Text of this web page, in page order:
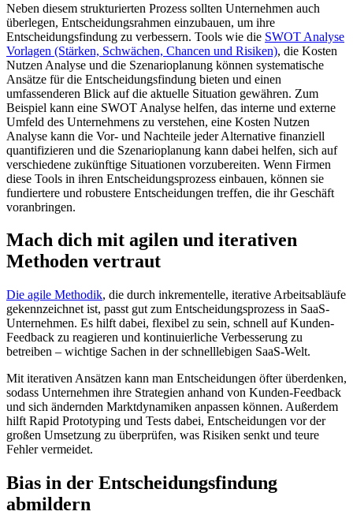
Neben diesem strukturierten Prozess sollten Unternehmen auch
überlegen, Entscheidungsrahmen einzubauen, um ihre
Entscheidungsfindung zu verbessern. Tools wie die SWOT Analyse
Vorlagen (Stärken, Schwächen, Chancen und Risiken), die Kosten
Nutzen Analyse und die Szenarioplanung können systematische
Ansätze für die Entscheidungsfindung bieten und einen
umfassenderen Blick auf die aktuelle Situation gewähren. Zum
Beispiel kann eine SWOT Analyse helfen, das interne und externe
Umfeld des Unternehmens zu verstehen, eine Kosten Nutzen
Analyse kann die Vor- und Nachteile jeder Alternative finanziell
quantifizieren und die Szenarioplanung kann dabei helfen, sich auf
verschiedene zukünftige Situationen vorzubereiten. Wenn Firmen
diese Tools in ihren Entscheidungsprozess einbauen, können sie
fundiertere und robustere Entscheidungen treffen, die ihr Geschäft
voranbringen.
Mach dich mit agilen und iterativen
Methoden vertraut
Die agile Methodik, die durch inkrementelle, iterative Arbeitsabläufe
gekennzeichnet ist, passt gut zum Entscheidungsprozess in SaaS-
Unternehmen. Es hilft dabei, flexibel zu sein, schnell auf Kunden-
Feedback zu reagieren und kontinuierliche Verbesserung zu
betreiben – wichtige Sachen in der schnelllebigen SaaS-Welt.
Mit iterativen Ansätzen kann man Entscheidungen öfter überdenken,
sodass Unternehmen ihre Strategien anhand von Kunden-Feedback
und sich ändernden Marktdynamiken anpassen können. Außerdem
hilft Rapid Prototyping und Tests dabei, Entscheidungen vor der
großen Umsetzung zu überprüfen, was Risiken senkt und teure
Fehler vermeidet.
Bias in der Entscheidungsfindung
abmildern